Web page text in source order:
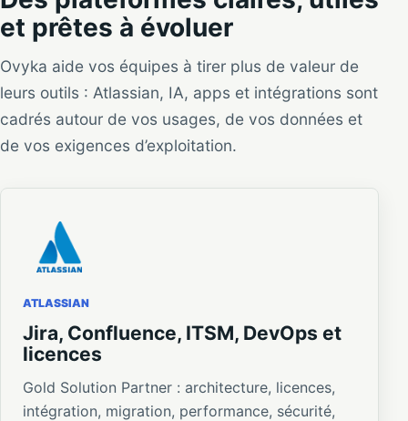
et prêtes à évoluer
Ovyka aide vos équipes à tirer plus de valeur de
leurs outils : Atlassian, IA, apps et intégrations sont
cadrés autour de vos usages, de vos données et
de vos exigences d’exploitation.
ATLASSIAN
Jira, Confluence, ITSM, DevOps et
licences
Gold Solution Partner : architecture, licences,
intégration, migration, performance, sécurité,